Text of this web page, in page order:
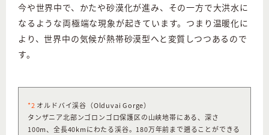
今や世界中で、かたや砂漠化が進み、その一方で大洪水に
なるような両極端な現象が起きています。つまり温暖化に
より、世界中の気候が熱帯砂漠型へと変質しつつあるので
す。
*2 オルドバイ渓谷（Olduvai Gorge）
タンザニア北部ンゴロンゴロ保護区の山峡地帯にある、深さ
100m、全長40kmにわたる渓谷。180万年前まで遡ることができる